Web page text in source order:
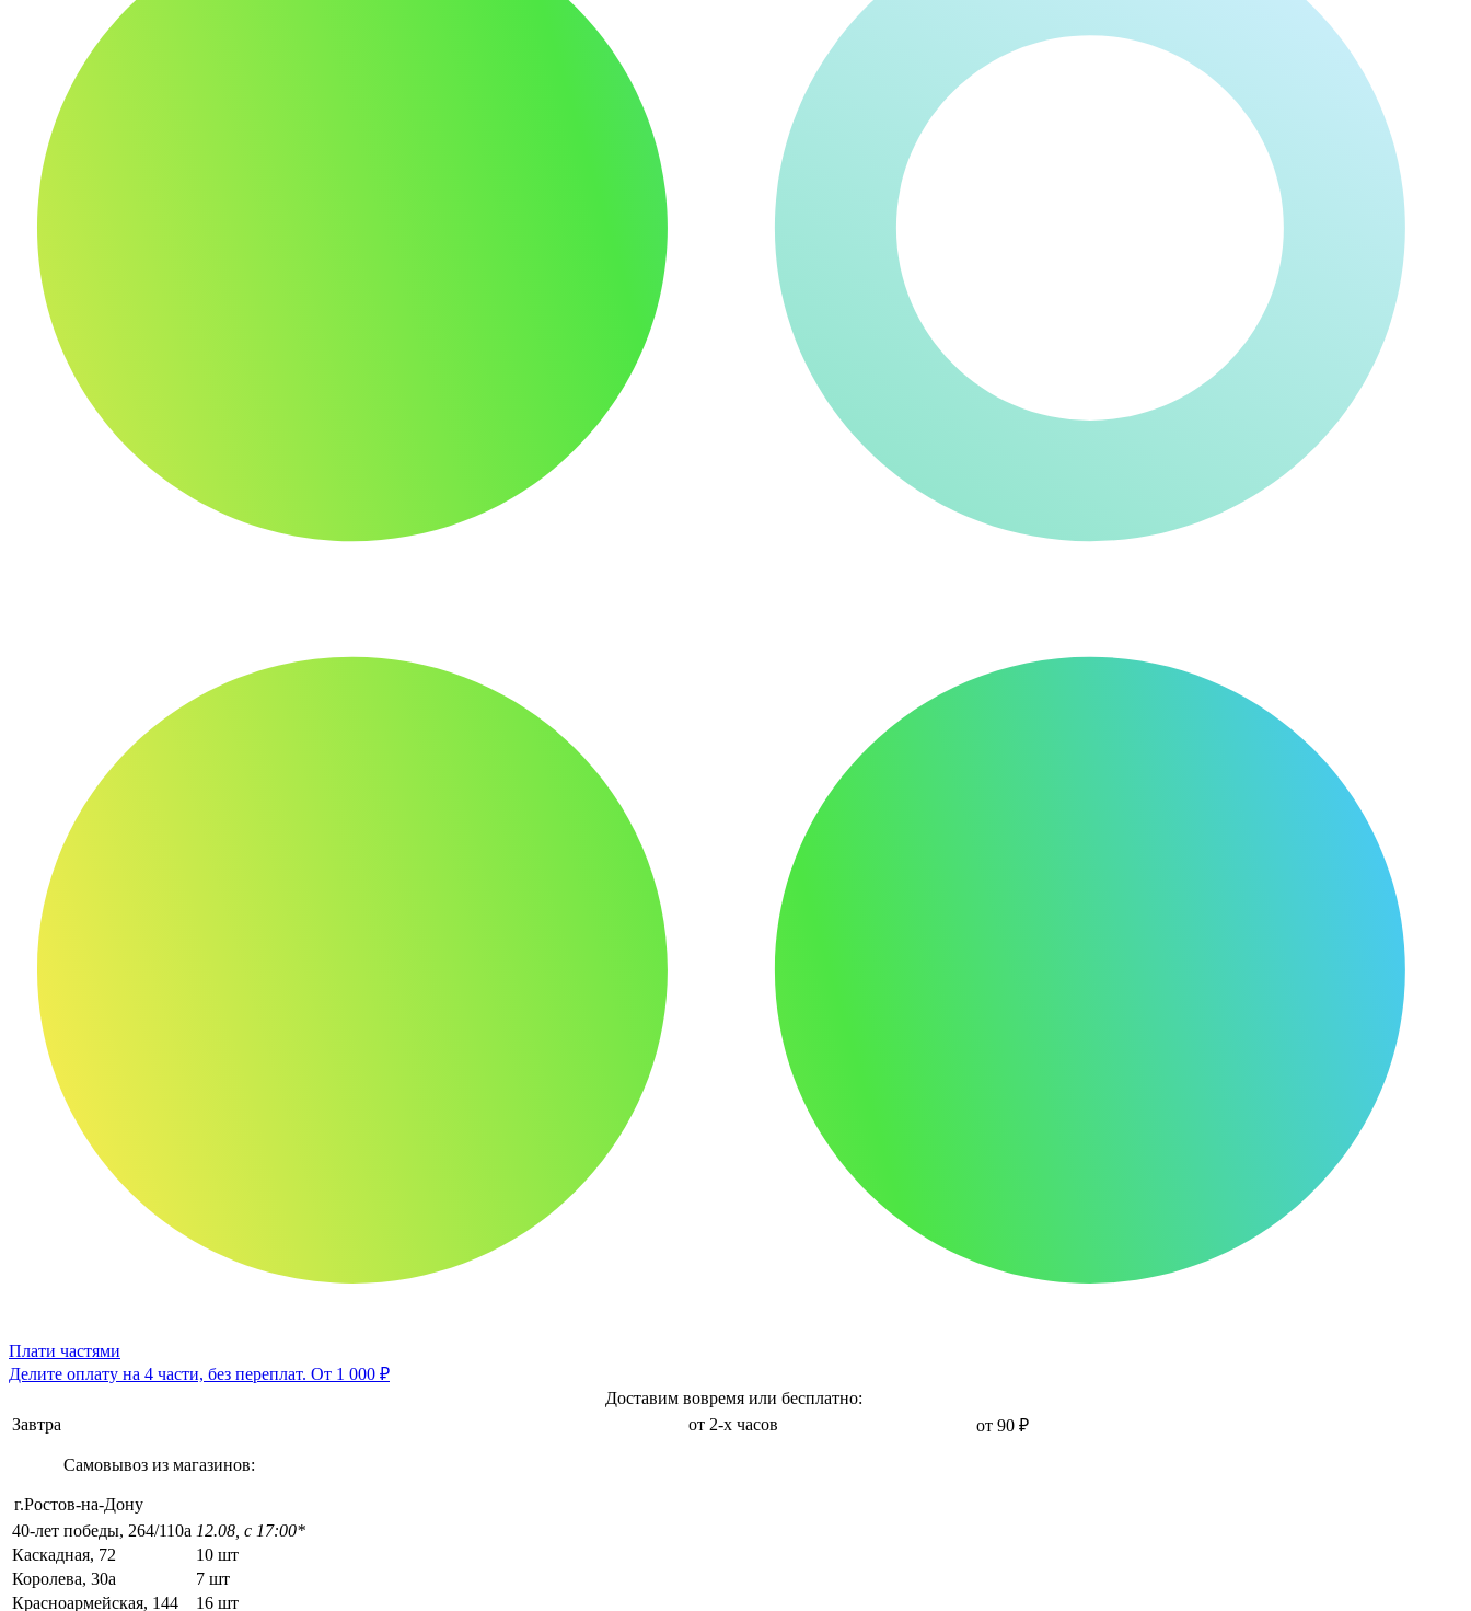
Плати частями
Делите оплату на 4 части, без переплат. От 1 000 ₽
Доставим вовремя или бесплатно:
Завтра
от 2-х часов от 90 ₽
Самовывоз из магазинов:
г.Ростов-на-Дону
40-лет победы, 264/110а 12.08, с 17:00*
Каскадная, 72
10 шт
Королева, 30а
7 шт
Красноармейская, 144
16 шт